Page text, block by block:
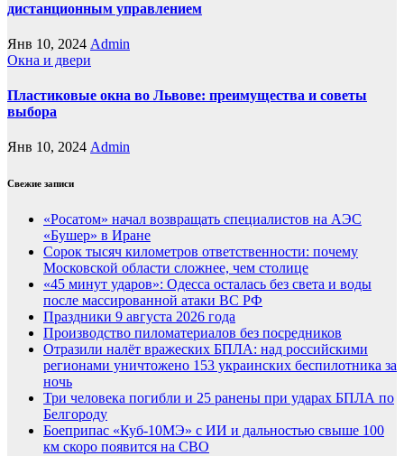
дистанционным управлением
Янв 10, 2024 Admin
Окна и двери
Пластиковые окна во Львове: преимущества и советы
выбора
Янв 10, 2024 Admin
Свежие записи
«Росатом» начал возвращать специалистов на АЭС
«Бушер» в Иране
Сорок тысяч километров ответственности: почему
Московской области сложнее, чем столице
«45 минут ударов»: Одесса осталась без света и воды
после массированной атаки ВС РФ
Праздники 9 августа 2026 года
Производство пиломатериалов без посредников
Отразили налёт вражеских БПЛА: над российскими
регионами уничтожено 153 украинских беспилотника за
ночь
Три человека погибли и 25 ранены при ударах БПЛА по
Белгороду
Боеприпас «Куб-10МЭ» с ИИ и дальностью свыше 100
км скоро появится на СВО